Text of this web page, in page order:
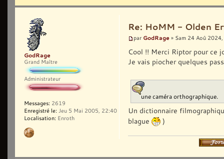
Re: HoMM - Olden
par GodRage » Sam 24 Aoû
Cool !! Merci Riptor pour ce
Je vais piocher quelques
une caméra orthographique.
Un dictionnaire
blague
)
GodRage
Grand Maître
Administrateur
Messages: 2619
Enregistré le: Jeu 5 Mai 2005, 22:40
Localisation: Enroth